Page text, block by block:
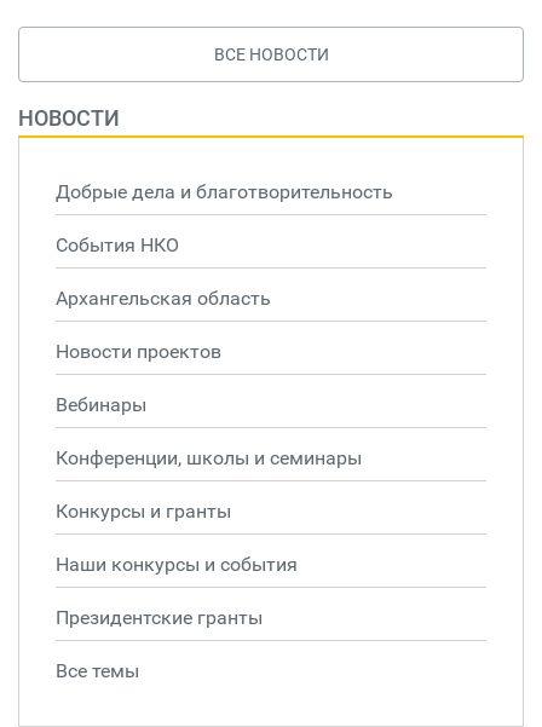
ВСЕ НОВОСТИ
НОВОСТИ
Добрые дела и благотворительность
События НКО
Архангельская область
Новости проектов
Вебинары
Конференции, школы и семинары
Конкурсы и гранты
Наши конкурсы и события
Президентские гранты
Все темы